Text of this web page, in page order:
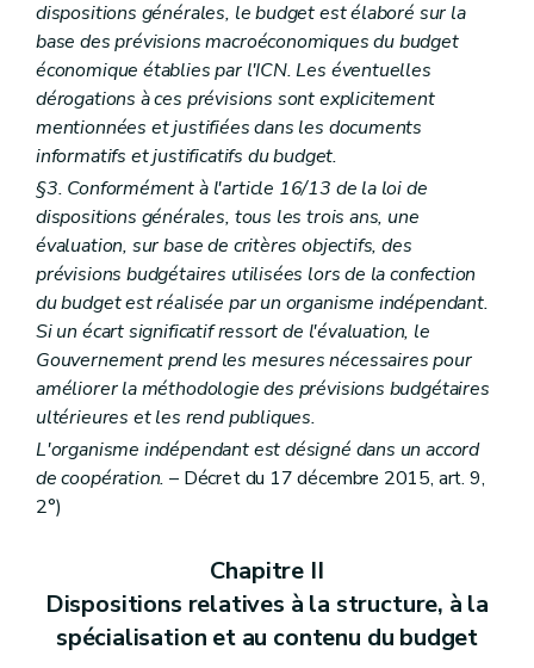
dispositions générales, le budget est élaboré sur la
base des prévisions macroéconomiques du budget
économique établies par l'ICN. Les éventuelles
dérogations à ces prévisions sont explicitement
mentionnées et justifiées dans les documents
informatifs et justificatifs du budget.
§3. Conformément à l'article 16/13 de la loi de
dispositions générales, tous les trois ans, une
évaluation, sur base de critères objectifs, des
prévisions budgétaires utilisées lors de la confection
du budget est réalisée par un organisme indépendant.
Si un écart significatif ressort de l'évaluation, le
Gouvernement prend les mesures nécessaires pour
améliorer la méthodologie des prévisions budgétaires
ultérieures et les rend publiques.
L'organisme indépendant est désigné dans un accord
de coopération. – Décret du 17 décembre 2015, art. 9,
2°)
Chapitre II
Dispositions relatives à la structure, à la
spécialisation et au contenu du budget